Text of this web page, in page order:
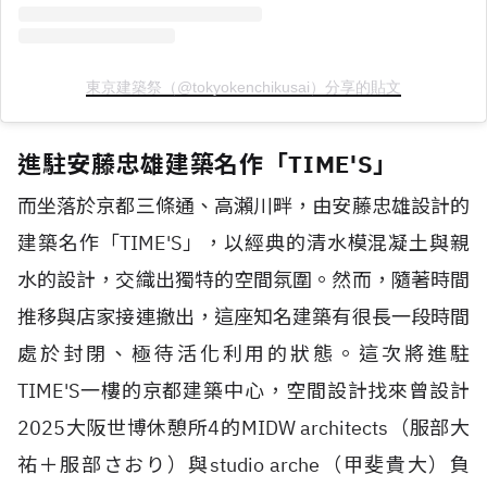
東京建築祭（@tokyokenchikusai）分享的貼文
進駐安藤忠雄建築名作「TIME'S」
而坐落於京都三條通、高瀨川畔，由安藤忠雄設計的
建築名作「TIME'S」，以經典的清水模混凝土與親
水的設計，交織出獨特的空間氛圍。然而，隨著時間
推移與店家接連撤出，這座知名建築有很長一段時間
處於封閉、極待活化利用的狀態。這次將進駐
TIME'S一樓的京都建築中心，空間設計找來曾設計
2025大阪世博休憩所4的MIDW architects（服部大
祐＋服部さおり）與studio arche（甲斐貴大）負